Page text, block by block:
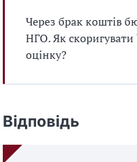
Через брак коштів
НГО. Як скоригувати
оцінку?
Відповідь